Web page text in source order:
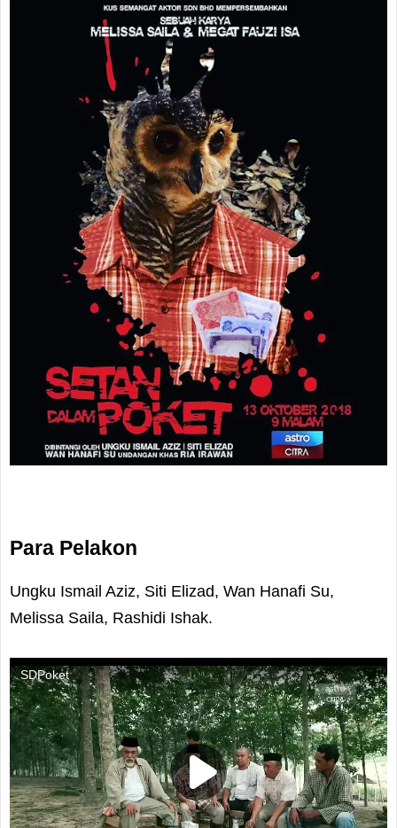
Para Pelakon
Ungku Ismail Aziz, Siti Elizad, Wan Hanafi Su,
Melissa Saila, Rashidi Ishak.